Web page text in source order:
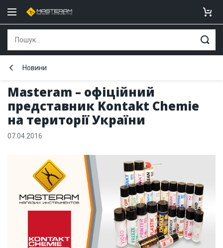
Masteram – офіційний
представник Kontakt Chemie
на території України
Новини
07.04.2016